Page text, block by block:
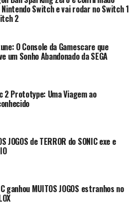
ADVENTURES OF CAPTAIN
| JOGOS FUTEBOLIZADOS
Switch e vai rodar no Switch 1
2
O Console da Gamescare que
um Sonho Abandonado da SEGA
2 Prototype: Uma Viagem ao
JOGOS de TERROR do SONIC exe e
ganhou MUITOS JOGOS estranhos no